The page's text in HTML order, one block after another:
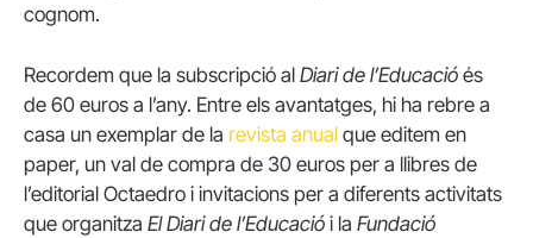
cognom.
Recordem que la subscripció al Diari de l’Educació és
de 60 euros a l’any. Entre els avantatges, hi ha rebre a
casa un exemplar de la revista anual que editem en
paper, un val de compra de 30 euros per a llibres de
l’editorial Octaedro i invitacions per a diferents activitats
que organitza El Diari de l’Educació i la Fundació